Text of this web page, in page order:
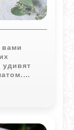
вами
В